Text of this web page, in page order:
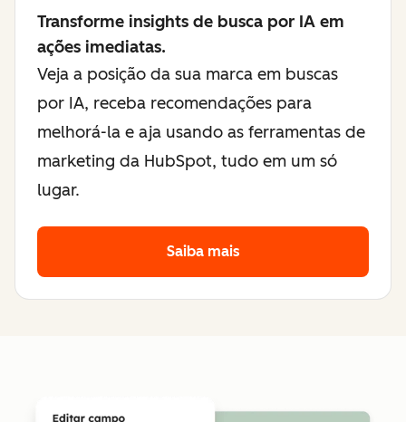
Transforme insights de busca por IA em
ações imediatas.
Veja a posição da sua marca em buscas
por IA, receba recomendações para
melhorá-la e aja usando as ferramentas de
marketing da HubSpot, tudo em um só
lugar.
Saiba mais